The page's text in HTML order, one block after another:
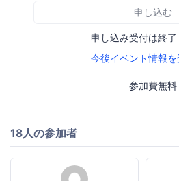
申し込む
申し込み受付は終了
今後イベント情報
参加費無料
18人の参加者